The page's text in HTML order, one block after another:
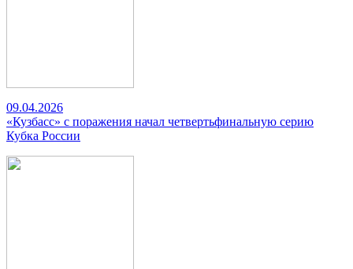
09.04.2026
«Кузбасс» с поражения начал четвертьфинальную серию
Кубка России